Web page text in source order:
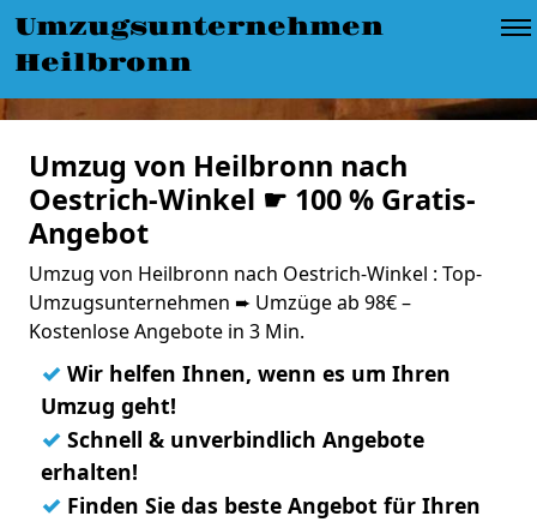
Umzugsunternehmen
Heilbronn
Umzug von Heilbronn nach
Oestrich-Winkel ☛ 100 % Gratis-
Angebot
Umzug von Heilbronn nach Oestrich-Winkel : Top-
Umzugsunternehmen ➨ Umzüge ab 98€ –
Kostenlose Angebote in 3 Min.
✓ Wir helfen Ihnen, wenn es um Ihren
Umzug geht!
✓ Schnell & unverbindlich Angebote
erhalten!
✓ Finden Sie das beste Angebot für Ihren